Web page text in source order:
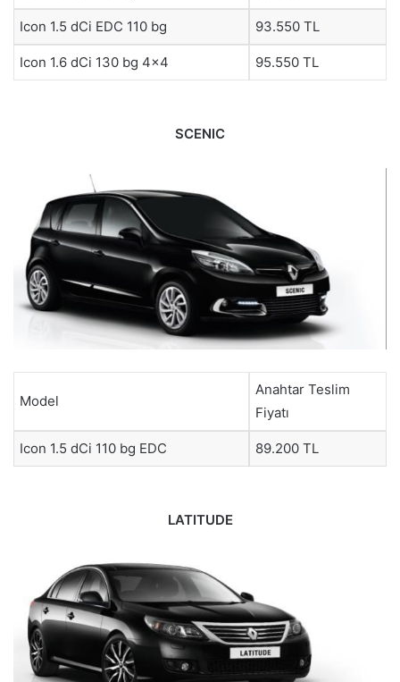
Icon 1.5 dCi EDC 110 bg 93.550 TL
Icon 1.6 dCi 130 bg 4×4 95.550 TL
SCENIC
Model
Anahtar Teslim
Fiyatı
Icon 1.5 dCi 110 bg EDC 89.200 TL
LATITUDE